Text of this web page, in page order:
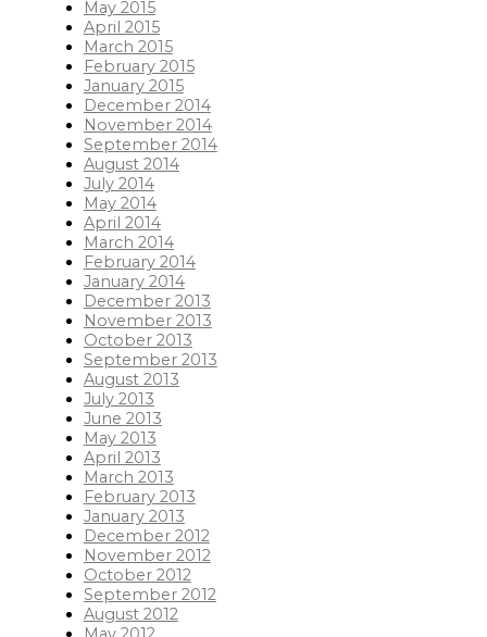
May 2015
April 2015
March 2015
February 2015
January 2015
December 2014
November 2014
September 2014
August 2014
July 2014
May 2014
April 2014
March 2014
February 2014
January 2014
December 2013
November 2013
October 2013
September 2013
August 2013
July 2013
June 2013
May 2013
April 2013
March 2013
February 2013
January 2013
December 2012
November 2012
October 2012
September 2012
August 2012